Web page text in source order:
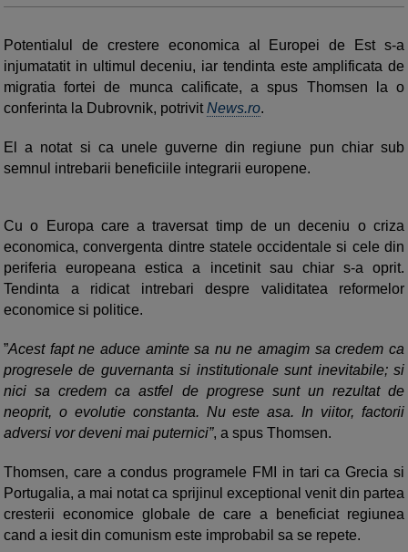
Potentialul de crestere economica al Europei de Est s-a
injumatatit in ultimul deceniu, iar tendinta este amplificata de
migratia fortei de munca calificate, a spus Thomsen la o
conferinta la Dubrovnik, potrivitNews.ro.
El a notat si ca unele guverne din regiune pun chiar sub
semnul intrebarii beneficiile integrarii europene.
Cu o Europa care a traversat timp de un deceniu o criza
economica, convergenta dintre statele occidentale si cele din
periferia europeana estica a incetinit sau chiar s-a oprit.
Tendinta a ridicat intrebari despre validitatea reformelor
economice si politice.
”Acest fapt ne aduce aminte sa nu ne amagim sa credem ca
progresele de guvernanta si institutionale sunt inevitabile; si
nici sa credem ca astfel de progrese sunt un rezultat de
neoprit, o evolutie constanta. Nu este asa. In viitor, factorii
adversi vor deveni mai puternici”, a spus Thomsen.
Thomsen, care a condus programele FMI in tari ca Grecia si
Portugalia, a mai notat ca sprijinul exceptional venit din partea
cresterii economice globale de care a beneficiat regiunea
cand a iesit din comunism este improbabil sa se repete.